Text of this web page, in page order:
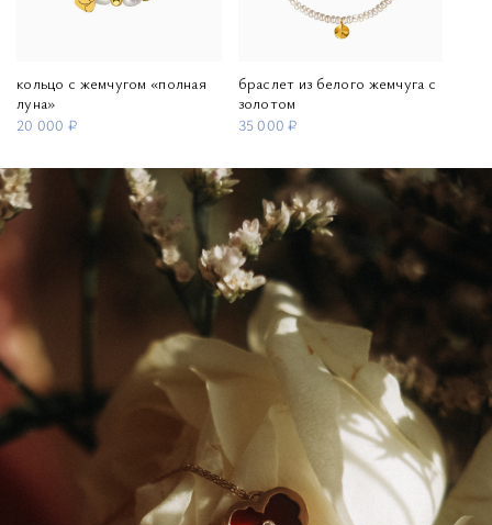
кольцо с жемчугом «полная
луна»
20 000 ₽
браслет из белого жемчуга с
золотом
35 000 ₽